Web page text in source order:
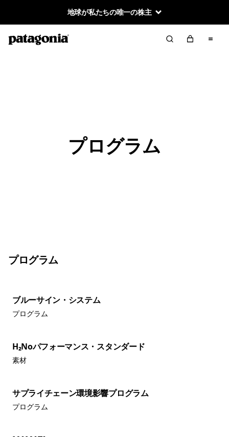
地球が私たちの唯一の株主
プログラム
プログラム
ブルーサイン・システム
プログラム
H₂Noパフォーマンス・スタンダード
素材
サプライチェーン環境影響プログラム
プログラム